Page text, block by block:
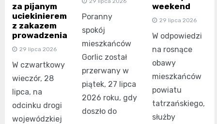
za pijanym
uciekinierem
z zakazem
prowadzenia
29 lipca 2026
W czwartkowy
wieczór, 28
lipca, na
odcinku drogi
wojewódzkiej
Poranny
spokój
mieszkańców
Gorlic został
przerwany w
piątek, 27 lipca
2026 roku, gdy
doszło do
weekend
29 lipca 2026
W odpowiedzi
na rosnące
obawy
mieszkańców
powiatu
tatrzańskiego,
służby